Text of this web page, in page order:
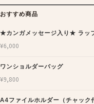
おすすめ商品
★カンガメッセージ入り★ ラッ
¥6,000
ワンショルダーバッグ
¥9,800
A4ファイルホルダー（チャック